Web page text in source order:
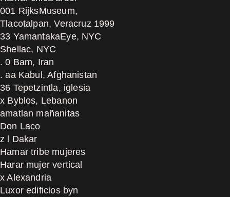
001 RijksMuseum,
Tlacotalpan, Veracruz 1999
33 YamantakaEye, NYC
Shellac, NYC
. 0 Bam, Iran
. aa Kabul, Afghanistan
36 Tepetzintla, iglesia
x Byblos, Lebanon
amatlan mañanitas
Don Laco
z l Dakar
Hamar tribe mujeres
Harar mujer vertical
x Alexandria
Luxor edificios byn